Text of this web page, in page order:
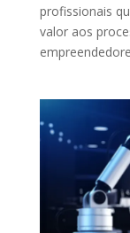
profissionais
valor aos